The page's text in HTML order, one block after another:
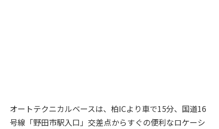
オートテクニカルベースは、柏ICより車で15分、国道16
号線「野田市駅入口」交差点からすぐの便利なロケーシ